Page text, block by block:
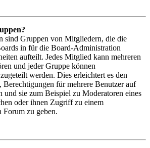
sind Gruppen von Mitgliedern, die die
in für die Board-Administration
aufteilt. Jedes Mitglied kann mehreren
und jeder Gruppe können
werden. Dies erleichtert es den
Berechtigungen für mehrere Benutzer auf
und sie zum Beispiel zu Moderatoren eines
oder ihnen Zugriff zu einem
zu geben.